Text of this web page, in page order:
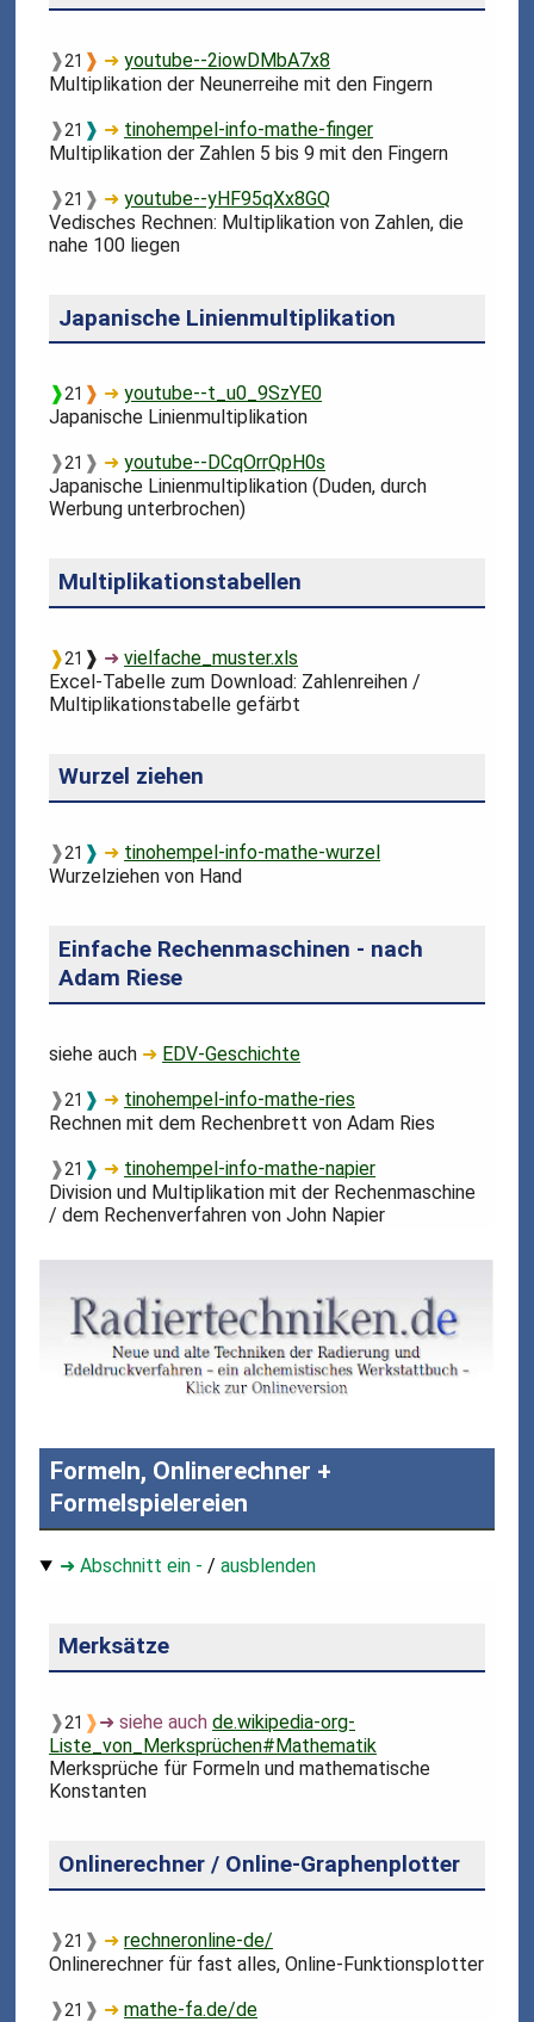
❱21 ❱ ➜youtube--2iowDMbA7x8
Multiplikation der Neunerreihe mit den Fingern
❱21 ❱ ➜ tinohempel-info-mathe-finger
Multiplikation der Zahlen 5 bis 9 mit den Fingern
❱21 ❱ ➜youtube--yHF95qXx8GQ
Vedisches Rechnen: Multiplikation von Zahlen, die
nahe 100 liegen
Japanische Linienmultiplikation
❱21 ❱ ➜youtube--t_u0_9SzYE0
Japanische Linienmultiplikation
❱21 ❱ ➜youtube--DCqOrrQpH0s
Japanische Linienmultiplikation (Duden, durch
Werbung unterbrochen)
Multiplikationstabellen
❱21 ❱ ➜vielfache_muster.xls
Excel-Tabelle zum Download: Zahlenreihen /
Multiplikationstabelle gefärbt
Wurzel ziehen
❱21 ❱ ➜ tinohempel-info-mathe-wurzel
Wurzelziehen von Hand
Einfache Rechenmaschinen - nach
Adam Riese
siehe auch ➜ EDV-Geschichte
❱21 ❱ ➜ tinohempel-info-mathe-ries
Rechnen mit dem Rechenbrett von Adam Ries
❱21 ❱ ➜ tinohempel-info-mathe-napier
Division und Multiplikation mit der Rechenmaschine
/ dem Rechenverfahren von John Napier
Formeln, Onlinerechner +
Formelspielereien
➜ Abschnitt ein - /ausblenden
Merksätze
❱21 ❱➜ siehe auchde.wikipedia-org-
Liste_von_Merksprüchen#Mathematik
Merksprüche für Formeln und mathematische
Konstanten
Onlinerechner / Online-Graphenplotter
❱21 ❱ ➜rechneronline-de/
Onlinerechner für fast alles, Online-Funktionsplotter
❱21 ❱ ➜mathe-fa.de/de